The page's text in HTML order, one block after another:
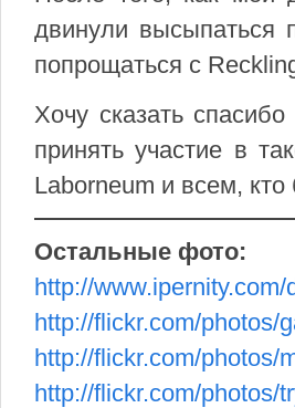
двинули
попрощаться с
Хочу сказать
принять участие в
Laborneum и всем,
Остальные фото:
http://
http://flickr.com/photos/
http://flickr.com/photos/
http://flickr.com/photos/